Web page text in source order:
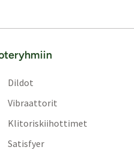
Dildot
Vibraattorit
Klitoriskiihottimet
Satisfyer